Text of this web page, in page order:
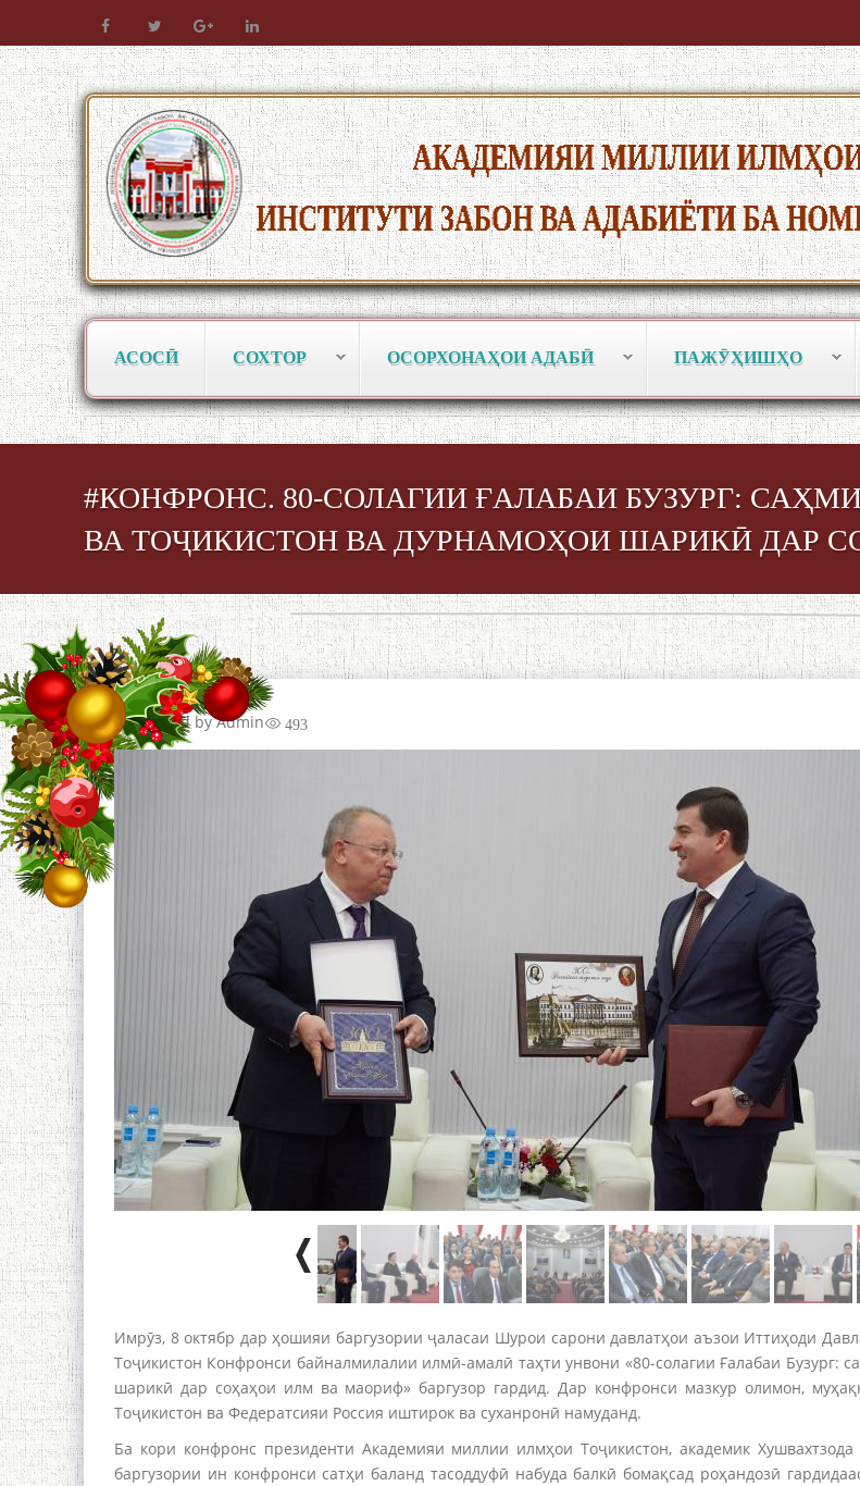
АСОСӢ СОХТОР ОСОРХОНАҲОИ АДАБӢ ПАЖӮҲИШҲО
#КОНФРОНС. 80-СОЛАГИИ ҒАЛАБАИ БУЗУРГ:
ВА ТОҶИКИСТОН ВА ДУРНАМОҲОИ ШАРИКӢ ДАР
Submitted byAdmin 493
Имрӯз, 8 октябр дар ҳошияи баргузории ҷаласаи Шурои сарони давлатҳои аъзои Иттиҳоди
Тоҷикистон Конфронси байналмилалии илмӣ-амалӣ таҳти унвони «80-солагии Ғалабаи Бузург:
шарикӣ дар соҳаҳои илм ва маориф» баргузор гардид. Дар конфронси мазкур олимон,
Тоҷикистон ва Федератсияи Россия иштирок ва суханронӣ намуданд.
Ба кори конфронс президенти Академияи миллии илмҳои Тоҷикистон, академик
баргузории ин конфронси сатҳи баланд тасоддуфӣ набуда балкӣ бомақсад роҳандозӣ